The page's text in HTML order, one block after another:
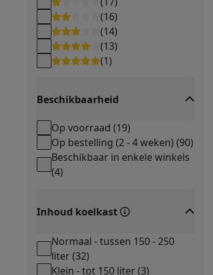
Eco producten
Ecocheques
Info ecocheques Alle eco producten Alle
Refurbished
Refurbished smartphones
Wasmachines met ecocheques
Kleine keukentoestellen met ecocheques
Grote keukentoestellen
Vaatwassers met ecochequesKoelkasten
Airco
TV met ecochequesBluetooth speakers
Smartphones met ecocheques Tablets met
Transport
(16)
(14)
(13)
(1)
Beschikbaarheid
Op voorraad (19)
Op bestelling (2 - 4 weken) (90)
Beschikbaar in enkele winkels
(4)
Inhoud koelkast
Normaal - tussen 150 - 250
liter(32)
Klein - tot 150 liter(3)